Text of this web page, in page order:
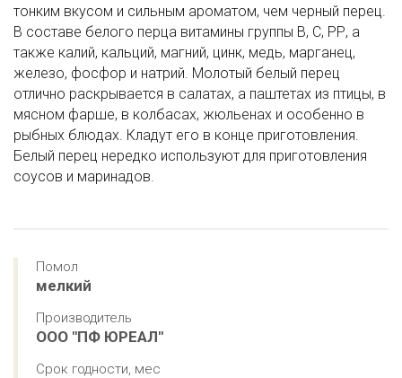
тонким вкусом и сильным ароматом, чем черный перец.
В составе белого перца витамины группы В, С, РР, а
также калий, кальций, магний, цинк, медь, марганец,
железо, фосфор и натрий. Молотый белый перец
отлично раскрывается в салатах, а паштетах из птицы, в
мясном фарше, в колбасах, жюльенах и особенно в
рыбных блюдах. Кладут его в конце приготовления.
Белый перец нередко используют для приготовления
соусов и маринадов.
Помол
мелкий
Производитель
ООО "ПФ ЮРЕАЛ"
Срок годности, мес